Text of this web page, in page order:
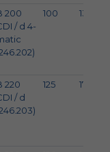
200
/ d 4-
100 136
220
/ d
125 170